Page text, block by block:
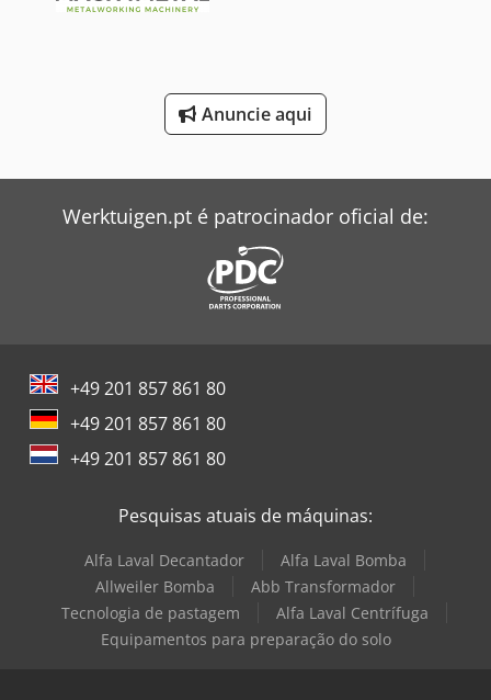
Siemens Gerador
Siemens TransformadorAnuncie aqui
Werktuigen.pt é patrocinador oficial de:
+49 201 857 861 80
+49 201 857 861 80
+49 201 857 861 80
Pesquisas atuais de máquinas:
Alfa Laval Decantador
Alfa Laval Bomba
Allweiler Bomba
Abb Transformador
Tecnologia de pastagem
Alfa Laval Centrífuga
Equipamentos para preparação do solo